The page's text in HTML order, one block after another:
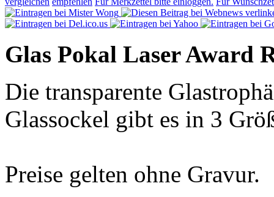
Glas Pokal Laser Award
Die transparente
Glassockel gibt es in 3
Preise gelten ohne Gravur.